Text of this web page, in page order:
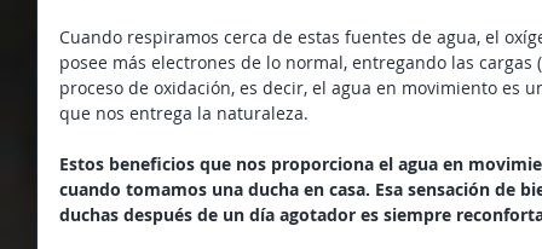
Cuando respiramos cerca de estas fuentes de agua, el
posee más electrones de lo normal, entregando las
proceso de oxidación, es decir, el agua en movimiento es
que nos entrega la naturaleza.
Estos beneficios que nos proporciona el agua en
cuando tomamos una ducha en casa. Esa sensación de
duchas después de un día agotador es siempre